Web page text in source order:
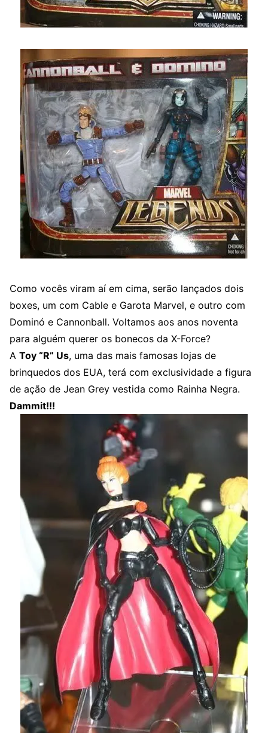
Como vocês viram aí em cima, serão lançados dois
boxes, um com Cable e Garota Marvel, e outro com
Dominó e Cannonball. Voltamos aos anos noventa
para alguém querer os bonecos da X-Force?
A Toy “R” Us, uma das mais famosas lojas de
brinquedos dos EUA, terá com exclusividade a figura
de ação de Jean Grey vestida como Rainha Negra.
Dammit!!!